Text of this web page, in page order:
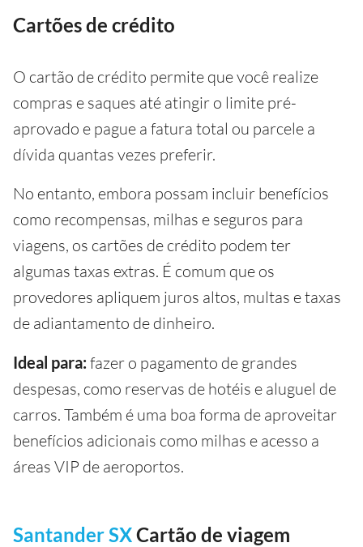
Cartões de crédito
O cartão de crédito permite que você realize
compras e saques até atingir o limite pré-
aprovado e pague a fatura total ou parcele a
dívida quantas vezes preferir.
No entanto, embora possam incluir benefícios
como recompensas, milhas e seguros para
viagens, os cartões de crédito podem ter
algumas taxas extras. É comum que os
provedores apliquem juros altos, multas e taxas
de adiantamento de dinheiro.
Ideal para: fazer o pagamento de grandes
despesas, como reservas de hotéis e aluguel de
carros. Também é uma boa forma de aproveitar
benefícios adicionais como milhas e acesso a
áreas VIP de aeroportos.
Santander SXCartão de viagem